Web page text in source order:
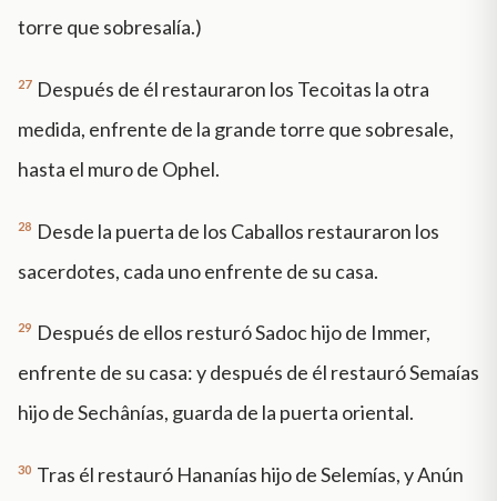
torre que sobresalía.)
27 Después de él restauraron los Tecoitas la otra
medida, enfrente de la grande torre que sobresale,
hasta el muro de Ophel.
28 Desde la puerta de los Caballos restauraron los
sacerdotes, cada uno enfrente de su casa.
29 Después de ellos resturó Sadoc hijo de Immer,
enfrente de su casa: y después de él restauró Semaías
hijo de Sechânías, guarda de la puerta oriental.
30 Tras él restauró Hananías hijo de Selemías, y Anún